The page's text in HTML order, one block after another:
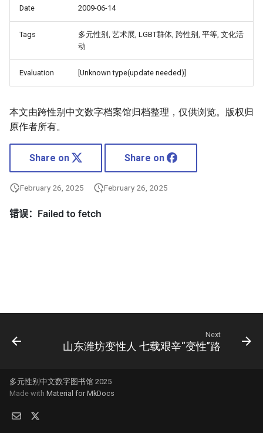
Date 2009-06-14
Tags
多元性别, 艺术展, LGBT群体, 跨性别, 平等, 文化活
动
Evaluation [Unknown type(update needed)]
本文由跨性别中文数字档案馆归档整理，仅供浏览。版权归
原作者所有。
Share on Share on
February 26, 2025 February 26, 2025
Next
山东潍坊变性人 七载艰辛“变性”路
多元性别中文数字图书馆 2025
Made with Material for MkDocs